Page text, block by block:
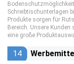
Schreibtischunterlagen
Produkte sorgen für
Bereich. Unsere
eine große
14